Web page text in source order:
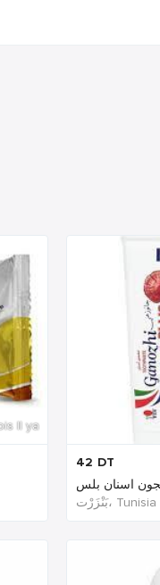
Il ya
42 DT
بَنْزَرْت‎، Tunisia